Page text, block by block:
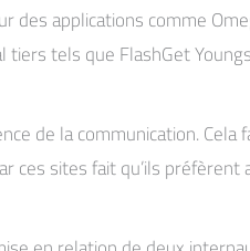
applications comme
tels que FlashGet
de la communication.
sites fait qu’ils